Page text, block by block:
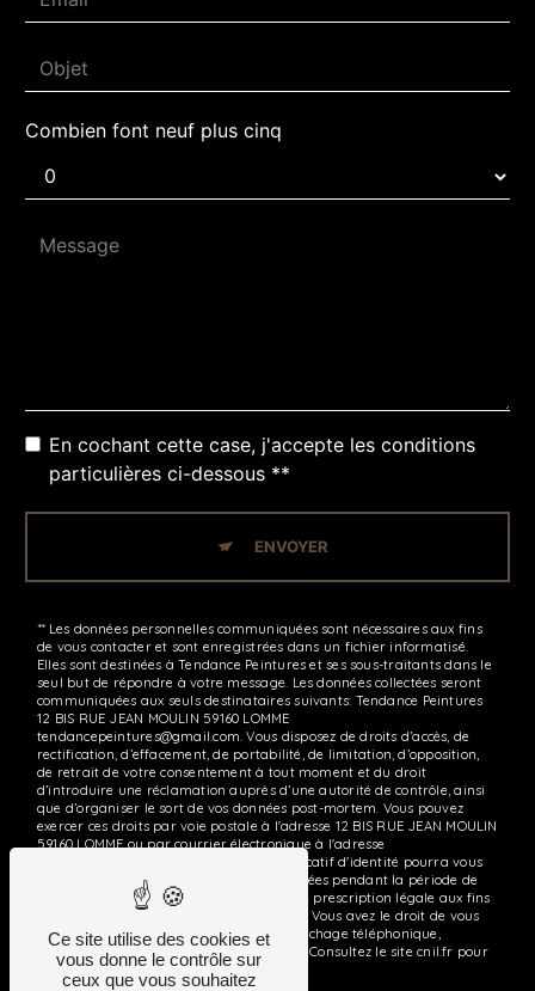
Combien font neuf plus cinq
En cochant cette case, j'accepte les conditions
particulières ci-dessous **
ENVOYER
** Les données personnelles communiquées sont nécessaires aux fins
de vous contacter et sont enregistrées dans un fichier informatisé.
Elles sont destinées à Tendance Peintures et ses sous-traitants dans le
seul but de répondre à votre message. Les données collectées seront
communiquées aux seuls destinataires suivants: Tendance Peintures
12 BIS RUE JEAN MOULIN 59160 LOMME
tendancepeintures@gmail.com. Vous disposez de droits d’accès, de
rectification, d’effacement, de portabilité, de limitation, d’opposition,
de retrait de votre consentement à tout moment et du droit
d’introduire une réclamation auprès d’une autorité de contrôle, ainsi
que d’organiser le sort de vos données post-mortem. Vous pouvez
exercer ces droits par voie postale à l'adresse 12 BIS RUE JEAN MOULIN
59160 LOMME ou par courrier électronique à l'adresse
tendancepeintures@gmail.com. Un justificatif d'identité pourra vous
être demandé. Nous conservons vos données pendant la période de
prise de contact puis pendant la durée de prescription légale aux fins
probatoires et de gestion des contentieux. Vous avez le droit de vous
inscrire sur la liste d'opposition au démarchage téléphonique,
disponible à cette adresse: Bloctel.gouv.fr
. Consultez le site cnil.fr pour
plus d’informations sur vos droits.
Ce site utilise des cookies et
vous donne le contrôle sur
ceux que vous souhaitez